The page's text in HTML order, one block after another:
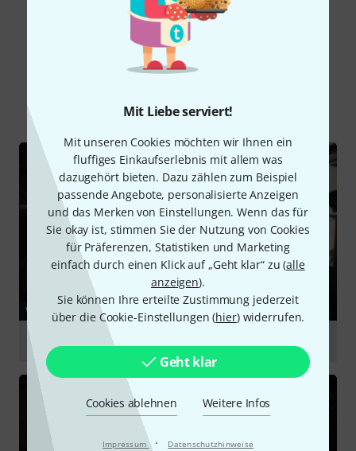
Mit Liebe serviert!
Mit unseren Cookies möchten wir Ihnen ein
fluffiges Einkaufserlebnis mit allem was
dazugehört bieten. Dazu zählen zum Beispiel
passende Angebote, personalisierte Anzeigen
und das Merken von Einstellungen. Wenn das für
Sie okay ist, stimmen Sie der Nutzung von Cookies
für Präferenzen, Statistiken und Marketing
einfach durch einen Klick auf „Geht klar“ zu (alle
anzeigen).
Sie können Ihre erteilte Zustimmung jederzeit
über die Cookie-Einstellungen (hier) widerrufen.
Geht klar
Cookies ablehnen Weitere Infos
Impressum · Datenschutzhinweise
Schon gewusst?
Videos Ratgeber Testberichte
VIDEO
Mesa Boogie Fillmore 50 Combo
abspielen